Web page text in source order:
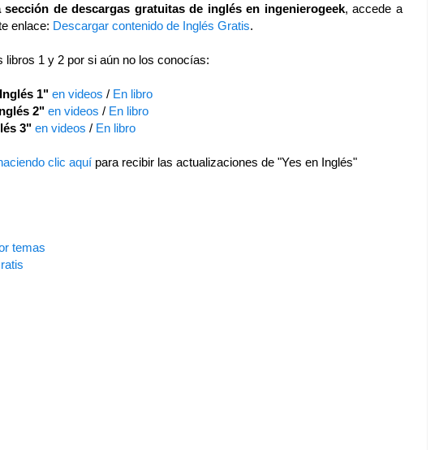
de descargas gratuitas de inglés en ingenierogeek, accede a
enlace: Descargar contenido de Inglés Gratis.
libros 1 y 2 por si aún no los conocías:
1" en videos / En libro
2" en videos / En libro
3" en videos / En libro
clic aquí para recibir las actualizaciones de "Yes en Inglés"
temas